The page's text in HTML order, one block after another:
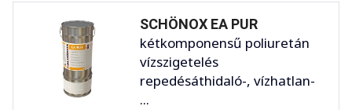
SCHÖNOX EA PUR
kétkomponensű poliuretán
vízszigetelés
repedésáthidaló-, vízhatlan-
...